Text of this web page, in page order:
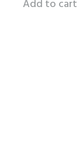
Add to cart